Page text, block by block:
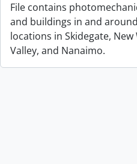
File contains
and buildings in and
locations in Skidegate,
Valley, and Nanaimo.